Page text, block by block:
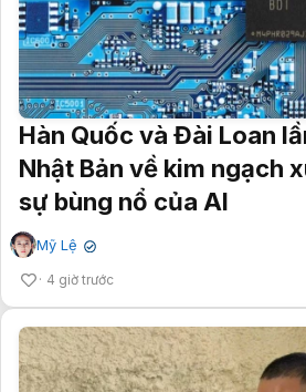
Hàn Quốc và Đài Loan
Nhật Bản về kim ngạch
sự bùng nổ của AI
Mỹ Lệ ✔
4 giờ trước